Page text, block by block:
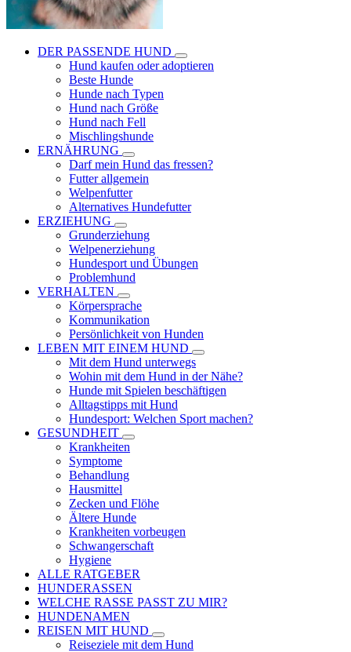
DER PASSENDE HUND
Hund kaufen oder adoptieren
Beste Hunde
Hunde nach Typen
Hund nach Größe
Hund nach Fell
Mischlingshunde
ERNÄHRUNG
Darf mein Hund das fressen?
Futter allgemein
Welpenfutter
Alternatives Hundefutter
ERZIEHUNG
Grunderziehung
Welpenerziehung
Hundesport und Übungen
Problemhund
VERHALTEN
Körpersprache
Kommunikation
Persönlichkeit von Hunden
LEBEN MIT EINEM HUND
Mit dem Hund unterwegs
Wohin mit dem Hund in der Nähe?
Hunde mit Spielen beschäftigen
Alltagstipps mit Hund
Hundesport: Welchen Sport machen?
GESUNDHEIT
Krankheiten
Symptome
Behandlung
Hausmittel
Zecken und Flöhe
Ältere Hunde
Krankheiten vorbeugen
Schwangerschaft
Hygiene
ALLE RATGEBER
HUNDERASSEN
WELCHE RASSE PASST ZU MIR?
HUNDENAMEN
REISEN MIT HUND
Reiseziele mit dem Hund